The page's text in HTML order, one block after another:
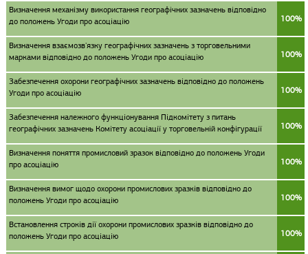
Визначення механізму використання географічних зазначень відповідно
до положень Угоди про асоціацію
100%
Визначення взаємозв'язку географічних зазначень з торговельними
марками відповідно до положень Угоди про асоціацію
100%
Забезпечення охорони географічних зазначень відповідно до положень
Угоди про асоціацію
100%
Забезпечення належного функціонування Підкомітету з питань
географічних зазначень Комітету асоціації у торговельній конфігурації
100%
Визначення поняття промисловий зразок відповідно до положень Угоди
про асоціацію
100%
Визначення вимог щодо охорони промислових зразків відповідно до
положень Угоди про асоціацію
100%
Встановлення строків дії охорони промислових зразків відповідно до
положень Угоди про асоціацію
100%